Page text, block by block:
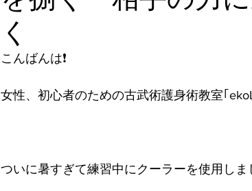
く
こんばんは❗️
女性、初心者のための古武術護身術教室｢
ついに暑すぎて練習中にクーラーを使用しま